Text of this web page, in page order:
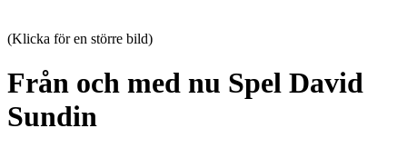
(Klicka för en större bild)
Från och med nu Spel David
Sundin